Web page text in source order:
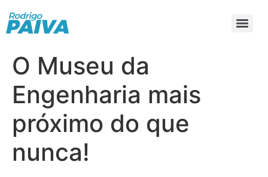
O Museu da
Engenharia mais
próximo do que
nunca!